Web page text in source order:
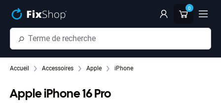
0
Accueil Accessoires Apple iPhone
Apple iPhone 16 Pro